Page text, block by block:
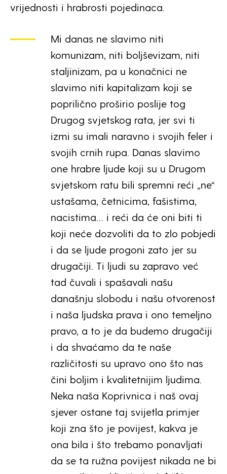
vrijednosti i hrabrosti pojedinaca.
Mi danas ne slavimo niti
komunizam, niti boljševizam, niti
staljinizam, pa u konačnici ne
slavimo niti kapitalizam koji se
poprilično proširio poslije tog
Drugog svjetskog rata, jer svi ti
izmi su imali naravno i svojih feler i
svojih crnih rupa. Danas slavimo
one hrabre ljude koji su u Drugom
svjetskom ratu bili spremni reći „ne“
ustašama, četnicima, fašistima,
nacistima… i reći da će oni biti ti
koji neće dozvoliti da to zlo pobjedi
i da se ljude progoni zato jer su
drugačiji. Ti ljudi su zapravo već
tad čuvali i spašavali našu
današnju slobodu i našu otvorenost
i naša ljudska prava i ono temeljno
pravo, a to je da budemo drugačiji
i da shvaćamo da te naše
različitosti su upravo ono što nas
čini boljim i kvalitetnijim ljudima.
Neka naša Koprivnica i naš ovaj
sjever ostane taj svijetla primjer
koji zna što je povijest, kakva je
ona bila i što trebamo ponavljati
da se ta ružna povijest nikada ne bi